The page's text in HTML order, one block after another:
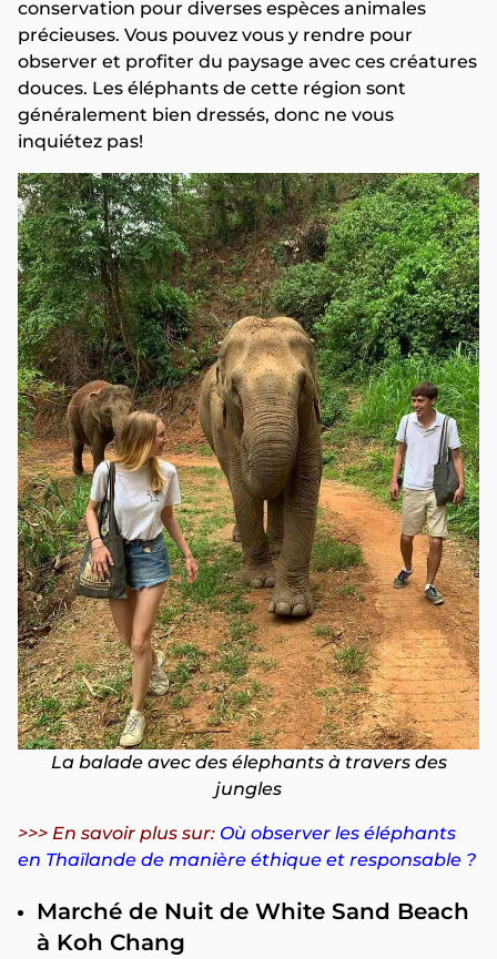
conservation pour diverses espèces animales
précieuses. Vous pouvez vous y rendre pour
observer et profiter du paysage avec ces créatures
douces. Les éléphants de cette région sont
généralement bien dressés, donc ne vous
inquiétez pas!
La balade avec des élephants à travers des
jungles
>>> En savoir plus sur: Où observer les éléphants
en Thaïlande de manière éthique et responsable ?
Marché de Nuit de White Sand Beach
à Koh Chang